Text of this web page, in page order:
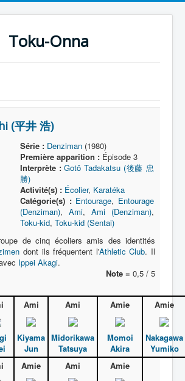
Toku-Onna
Denziman (電子 戦
マン) = Escadron
Denziman
(平井 浩)
Série : Denziman(1980)
Première apparition :Épisode 3
Interprète : Gotô Tadakatsu (後藤 忠
勝)
Activité(s) : Écolier, Karatéka
Catégorie(s) : Entourage, Entourage
(Denziman), Ami, Ami (Denziman),
Toku-kid, Toku-kid (Sentai)
de cinq écoliers amis des identités
dont ils fréquentent l'Athletic Club. Il
Ippei Akagi.
Note = 0,5 / 5
Ami
Kiyama
Jun
Ami
Midorikawa
Tatsuya
Amie
Momoi
Akira
Amie
Nakagawa
Yumiko
Amie Ami Amie